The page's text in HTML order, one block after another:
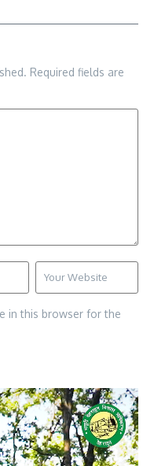
Required fields are
in this browser for the